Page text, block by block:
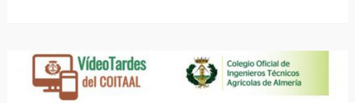
Mildiu
de
las
Cucurbitaceas